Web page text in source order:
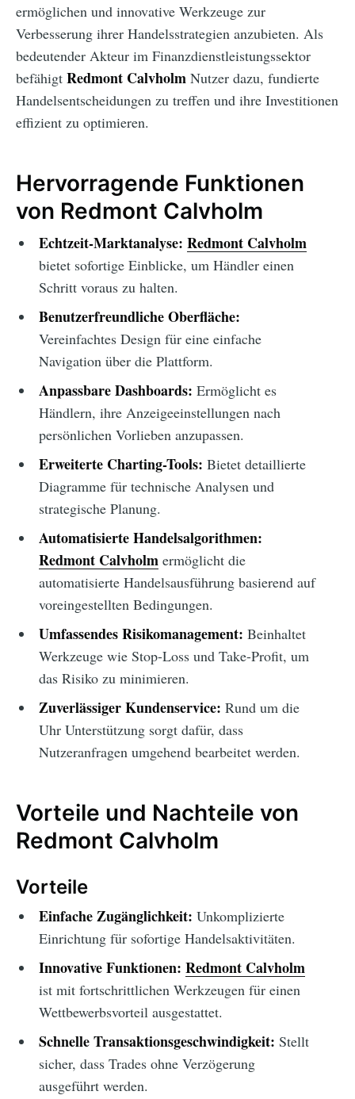
ermöglichen und innovative Werkzeuge zur
Verbesserung ihrer Handelsstrategien anzubieten. Als
bedeutender Akteur im Finanzdienstleistungssektor
befähigt Redmont Calvholm Nutzer dazu, fundierte
Handelsentscheidungen zu treffen und ihre Investitionen
effizient zu optimieren.
Hervorragende Funktionen
von Redmont Calvholm
Echtzeit-Marktanalyse: Redmont Calvholm
bietet sofortige Einblicke, um Händler einen
Schritt voraus zu halten.
Benutzerfreundliche Oberfläche:
Vereinfachtes Design für eine einfache
Navigation über die Plattform.
Anpassbare Dashboards: Ermöglicht es
Händlern, ihre Anzeigeeinstellungen nach
persönlichen Vorlieben anzupassen.
Erweiterte Charting-Tools: Bietet detaillierte
Diagramme für technische Analysen und
strategische Planung.
Automatisierte Handelsalgorithmen:
Redmont Calvholmermöglicht die
automatisierte Handelsausführung basierend auf
voreingestellten Bedingungen.
Umfassendes Risikomanagement: Beinhaltet
Werkzeuge wie Stop-Loss und Take-Profit, um
das Risiko zu minimieren.
Zuverlässiger Kundenservice: Rund um die
Uhr Unterstützung sorgt dafür, dass
Nutzeranfragen umgehend bearbeitet werden.
Vorteile und Nachteile von
Redmont Calvholm
Vorteile
Einfache Zugänglichkeit: Unkomplizierte
Einrichtung für sofortige Handelsaktivitäten.
Innovative Funktionen: Redmont Calvholm
ist mit fortschrittlichen Werkzeugen für einen
Wettbewerbsvorteil ausgestattet.
Schnelle Transaktionsgeschwindigkeit: Stellt
sicher, dass Trades ohne Verzögerung
ausgeführt werden.